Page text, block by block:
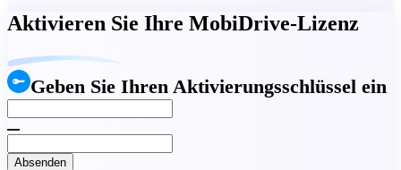
Aktivieren Sie Ihre MobiDrive-Lizenz
Geben Sie Ihren Aktivierungsschlüssel ein
Absenden